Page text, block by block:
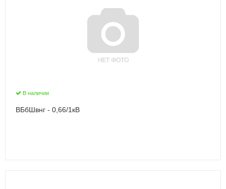
В наличии
ВБбШвнг - 0,66/1кВ